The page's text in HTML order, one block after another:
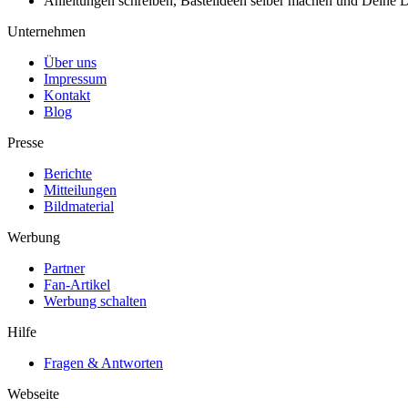
Unternehmen
Über uns
Impressum
Kontakt
Blog
Presse
Berichte
Mitteilungen
Bildmaterial
Werbung
Partner
Fan-Artikel
Werbung schalten
Hilfe
Fragen & Antworten
Webseite